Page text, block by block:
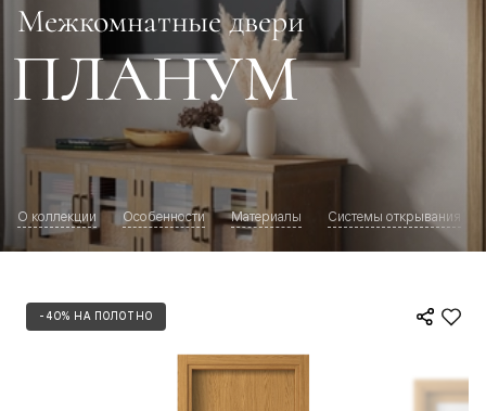
Межкомнатные двери
ПЛАНУМ
О коллекции Особенности Материалы Системы открывания
-40% НА ПОЛОТНО